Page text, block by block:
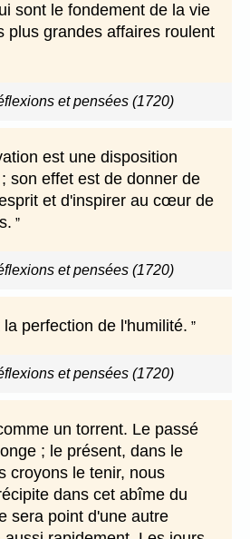
sont le fondement de la vie
plus grandes affaires roulent
et pensées (1720)
est une disposition
son effet est de donner de
et d'inspirer au cœur de
et pensées (1720)
perfection de l'humilité.
et pensées (1720)
un torrent. Le passé
; le présent, dans le
croyons le tenir, nous
dans cet abîme du
sera point d'une autre